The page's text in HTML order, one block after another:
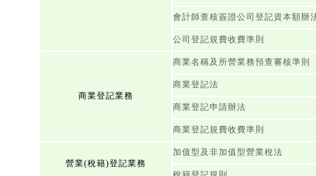
會計師查核簽證公司登記資本額辦
公司登記規費收費準則
商業登記業務
商業名稱及所營業務預查審核準則
商業登記法
商業登記申請辦法
商業登記規費收費準則
營業(稅籍)登記業務
加值型及非加值型營業稅法